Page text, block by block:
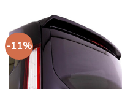
-11%